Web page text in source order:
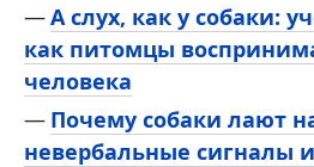
А слух, как у собаки:
как питомцы
человека
Почему собаки лают
невербальные сигналы